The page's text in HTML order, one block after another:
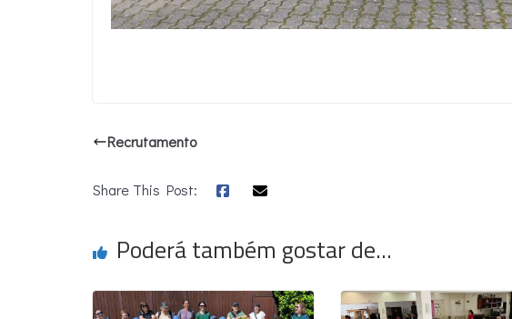
Recrutamento
Share This Post:
Poderá também gostar de...